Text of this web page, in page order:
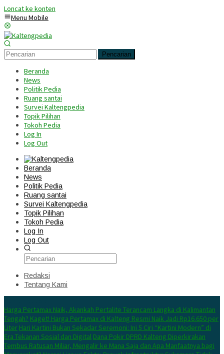
Loncat ke konten
Menu Mobile
Pencarian
Beranda
News
Politik Pedia
Ruang santai
Survei Kaltengpedia
Topik Pilihan
Tokoh Pedia
Log In
Log Out
Beranda
News
Politik Pedia
Ruang santai
Survei Kaltengpedia
Topik Pilihan
Tokoh Pedia
Log In
Log Out
Redaksi
Tentang Kami
Harga Pertamax Naik, Akankah Pertalite Terancam Langka di Kalimantan
Tengah? Kaget! Harga Pertamax di Kalteng Resmi Naik Jadi Rp16.650 per
Liter Hari Kartini Bukan Sekadar Seremoni: Ini 5 Ciri “Kartini Modern” di
Era Tekanan Sosial dan Digital Dana Pokir DPRD Kalteng Diperkirakan
Tembus Ratusan Miliar, Mengalir ke Mana Saja dan Apa Manfaatnya bagi